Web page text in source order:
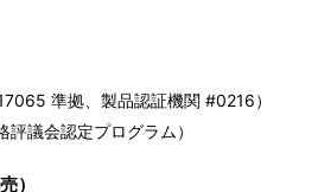
準拠、製品認証機関 #0216）
議会認定プログラム）
）